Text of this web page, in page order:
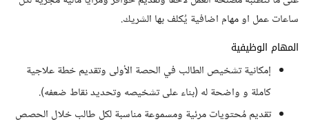
ساعات عمل او مهام اضافية يُكلف بها الشريك.
المهام الوظيفية
إمكانية تشخيص الطالب في الحصة الأولى وتقديم خطة علاجية
كاملة و واضحة له (بناء على تشخيصه وتحديد نقاط ضعفه).
تقديم مُحتويات مرئية ومسموعة مناسبة لكل طالب خلال الحصص